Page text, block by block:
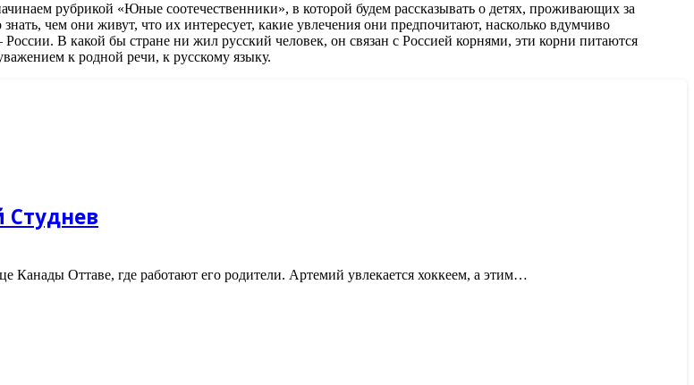
рубрикой «Юные соотечественники», в которой будем рассказывать о детях, проживающих за
чем они живут, что их интересует, какие увлечения они предпочитают, насколько вдумчиво
В какой бы стране ни жил русский человек, он связан с Россией корнями, эти корни питаются
к родной речи, к русскому языку.
Канады Оттаве, где работают его родители. Артемий увлекается хоккеем, а этим…